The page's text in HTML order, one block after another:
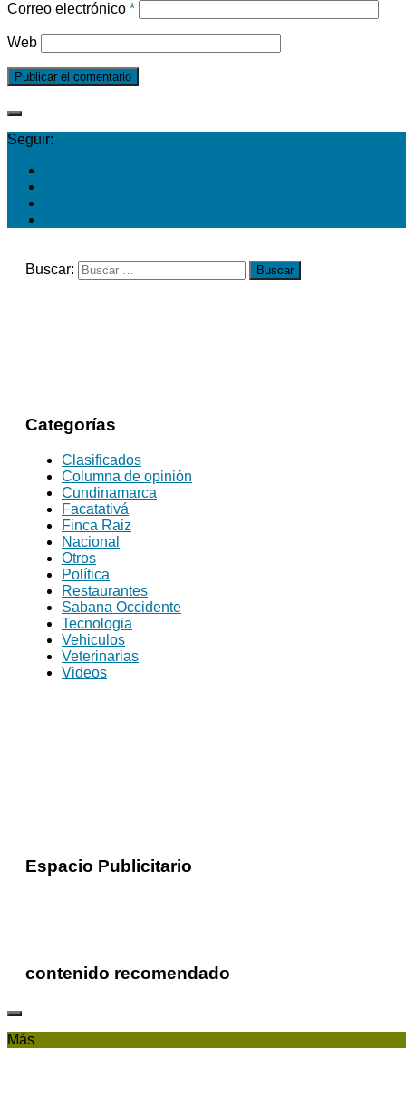
Correo electrónico *
Web
Seguir:
Buscar:
Categorías
Clasificados
Columna de opinión
Cundinamarca
Facatativá
Finca Raiz
Nacional
Otros
Política
Restaurantes
Sabana Occidente
Tecnologia
Vehiculos
Veterinarias
Videos
Espacio Publicitario
contenido recomendado
Más